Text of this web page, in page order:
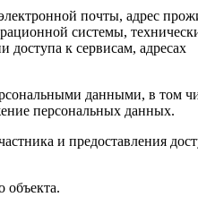
почты, адрес
системы,
доступа к сервисам, адресах
данными, в том
персональных данных.
и предоставления
объекта.